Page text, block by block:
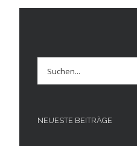
Suche
nach:
NEUESTE BEITRÄGE